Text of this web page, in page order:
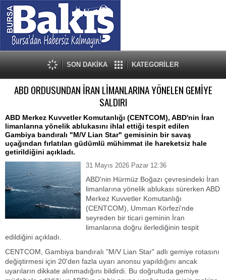
SON DAKİKA KATEGORİLER
ABD ORDUSUNDAN İRAN LİMANLARINA YÖNELEN GEMİYE
SALDIRI
ABD Merkez Kuvvetler Komutanlığı (CENTCOM), ABD'nin İran
limanlarına yönelik ablukasını ihlal ettiği tespit edilen
Gambiya bandıralı "M/V Lian Star" gemisinin bir savaş
uçağından fırlatılan güdümlü mühimmat ile hareketsiz hale
getirildiğini açıkladı.
31 Mayıs 2026 Pazar 12:36
ABD'nin Hürmüz Boğazı çevresindeki İran
limanlarına yönelik ablukası sürerken ABD
Merkez Kuvvetler Komutanlığı
(CENTCOM), Umman Körfezi'nde
seyreden bir ticari geminin İran
limanlarına doğru ilerlediğinin tespit
edildiğini açıkladı.
CENTCOM, Gambiya bandıralı "M/V Lian Star" adlı gemiye rotasını
değiştirmesi için 20'den fazla uyarı anonsu yapıldığını ancak
uyarıların dikkate alınmadığını bildirdi. Bu doğrultuda gemiye